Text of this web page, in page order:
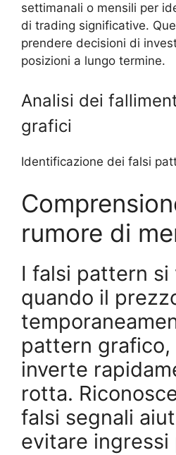
settimanali o mensili per
di trading significative.
prendere decisioni di
posizioni a lungo termine.
Analisi dei
grafici
Identificazione dei falsi
rumore di
I falsi pattern si
quando il
pattern grafico,
inverte
rotta.
falsi segnali
evitare ingressi